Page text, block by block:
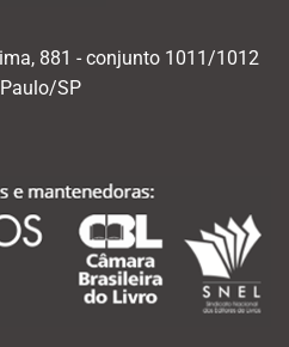
881 - conjunto 1011/1012
SP